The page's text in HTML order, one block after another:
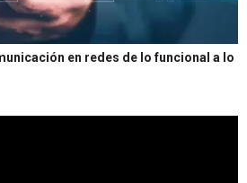
en redes de lo funcional a lo